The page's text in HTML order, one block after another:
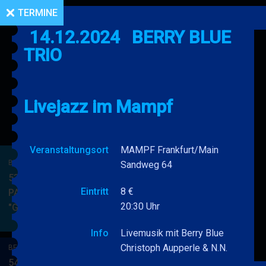
BERRY BLUE & BAND
53. JAZZ Matinee in den
PARKSIDE STUDIOS
"Gypsy Jazz"
&
BERRY BLUE & BAND
54. JAZZ Matinee in den
TERMINE
14.12.2024
BERRY BLUE
TRIO
Livejazz im Mampf
Veranstaltungsort
MAMPF Frankfurt/Main
Sandweg 64
Eintritt
8 €
20:30 Uhr
Info
Livemusik mit Berry Blue
Christoph Aupperle & N.N.